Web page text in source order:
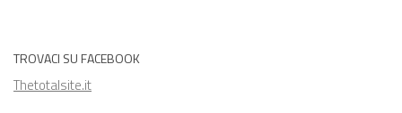
TROVACI SU FACEBOOK
Thetotalsite.it